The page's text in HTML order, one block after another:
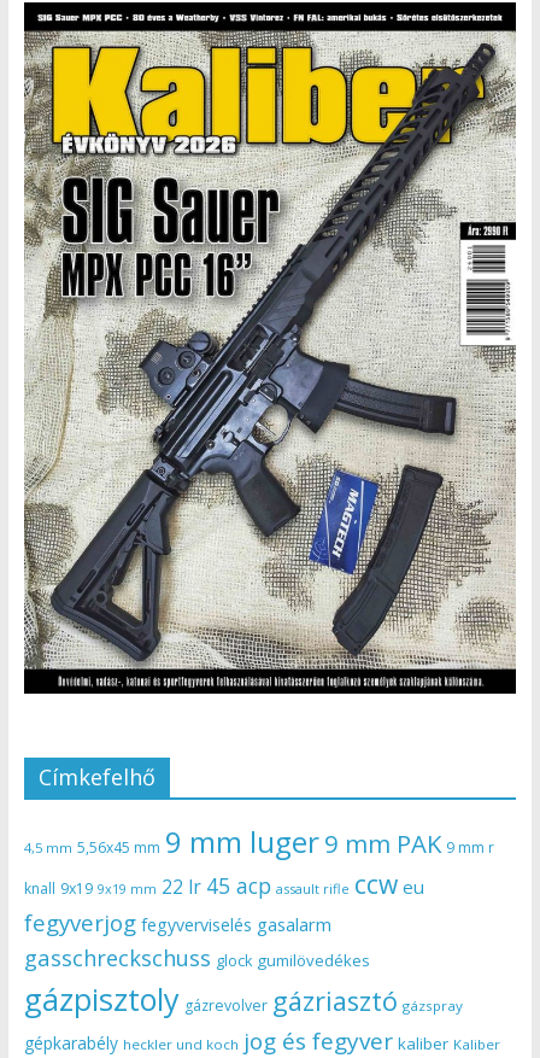
Címkefelhő
4,5 mm 5,56x45 mm 9 mm luger9 mm PAK 9 mm r
knall 9x19 9x19 mm 22 lr 45 acp assault rifle ccw eu
fegyverjog fegyverviselés gasalarm
gasschreckschuss glock gumilövedékes
gázpisztoly gázrevolver gázriasztó gázspray
gépkarabély heckler und koch jog és fegyver kaliber Kaliber